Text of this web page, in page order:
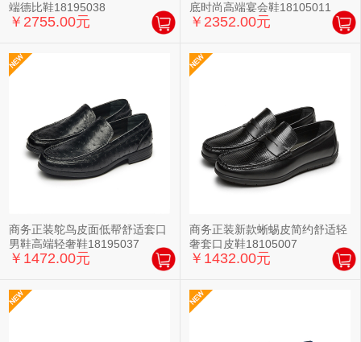
端德比鞋18195038
￥2755.00元
底时尚高端宴会鞋18105011
￥2352.00元
商务正装鸵鸟皮面低帮舒适套口
男鞋高端轻奢鞋18195037
￥1472.00元
商务正装新款蜥蜴皮简约舒适轻
奢套口皮鞋18105007
￥1432.00元